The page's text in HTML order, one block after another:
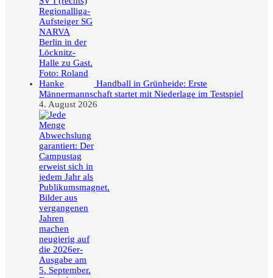
Handball in Grünheide: Erste
Männermannschaft startet mit Niederlage im Testspiel
4. August 2026